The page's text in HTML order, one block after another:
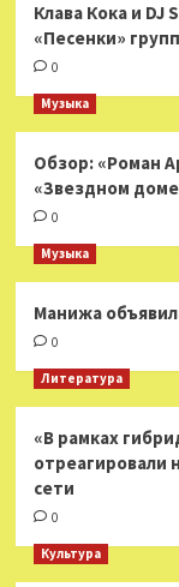
Клава Кока и DJ
«Песенки»
0
Музыка
Обзор: «Роман
«Звездном
0
Музыка
Манижа
0
Литература
«В рамках
отреагировали
сети
0
Культура